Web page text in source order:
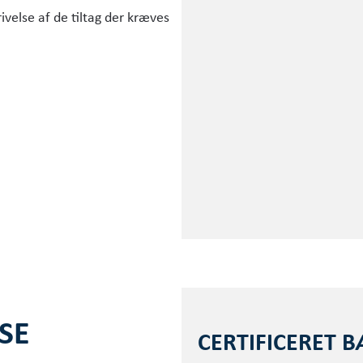
af de tiltag der kræves
CERTIFICERET